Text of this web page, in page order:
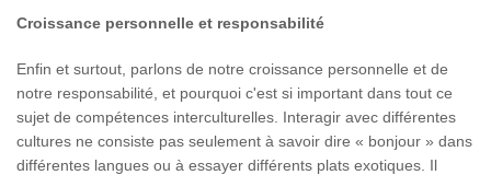
Croissance personnelle et responsabilité
Enfin et surtout, parlons de notre croissance personnelle et de
notre responsabilité, et pourquoi c'est si important dans tout ce
sujet de compétences interculturelles. Interagir avec différentes
cultures ne consiste pas seulement à savoir dire « bonjour » dans
différentes langues ou à essayer différents plats exotiques. Il